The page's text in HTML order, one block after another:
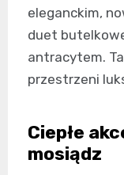
eleganckim,
duet
antracytem.
przestrzeni
Ciepłe
mosiądz